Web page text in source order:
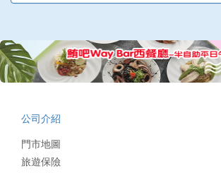
公司介紹
門市地圖
旅遊保險